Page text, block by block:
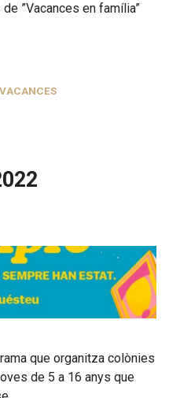
”Vacances en família”
VACANCES
que organitza colònies
de 5 a 16 anys que